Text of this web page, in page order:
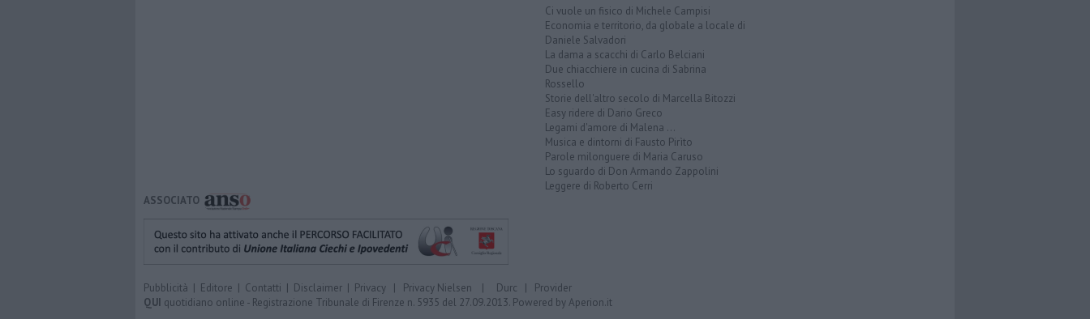
Ci vuole un fisico di Michele Campisi
Economia e territorio, da globale a locale di
Daniele Salvadori
La dama a scacchi di Carlo Belciani
Due chiacchiere in cucina di Sabrina
Rossello
Storie dell'altro secolo di Marcella Bitozzi
Easy ridere di Dario Greco
Legami d'amore di Malena ...
Musica e dintorni di Fausto Pirìto
Parole milonguere di Maria Caruso
Lo sguardo di Don Armando Zappolini
Leggere di Roberto Cerri
ASSOCIATO
Pubblicità | Editore | Contatti | Disclaimer | Privacy | Privacy Nielsen | Durc | Provider
QUI quotidiano online - Registrazione Tribunale di Firenze n. 5935 del 27.09.2013. Powered byAperion.it